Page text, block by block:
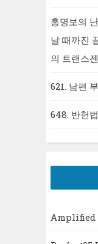
홍명보의
날 때까진
의 트랜스
621. 남편
648. 반헌
Amplified